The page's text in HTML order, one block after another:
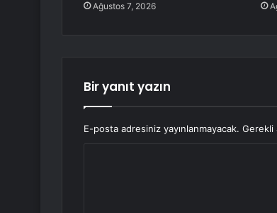
Ağustos 7, 2026
Bir yanıt yazın
E-posta adresiniz yayınlanmayacak. Gerekli